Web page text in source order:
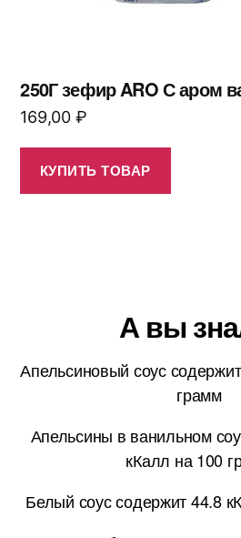
250Г зефир ARO С аром
169,00 ₽
КУПИТЬ ТОВАР
А вы
Апельсиновый соус
грамм
Апельсины в ванильном
кКалл на 100
Белый соус содержит 44.8